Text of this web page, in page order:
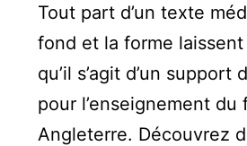
Tout part d’un texte
fond et la forme
qu’il s’agit d’un support
pour l’enseignement du
Angleterre. Découvrez